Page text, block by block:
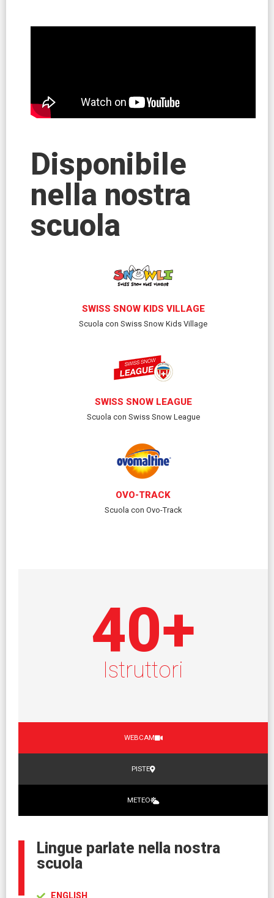
Disponibile
nella nostra
scuola
SWISS SNOW KIDS VILLAGE
Scuola con Swiss Snow Kids Village
SWISS SNOW LEAGUE
Scuola con Swiss Snow League
OVO-TRACK
Scuola con Ovo-Track
Istruttori
40+
WEBCAM
PISTE
METEO
Lingue parlate nella nostra
scuola
ENGLISH